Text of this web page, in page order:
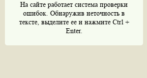
На сайте работает система проверки
ошибок. Обнаружив неточность в
тексте, выделите ее и нажмите Ctrl +
Enter.